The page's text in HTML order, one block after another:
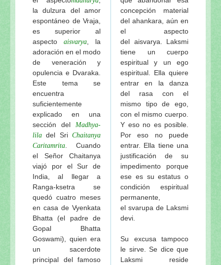
la dulzura del amor
espontáneo de Vraja,
es superior al
aspecto aisvarya , la
adoración en el modo
de veneración y
opulencia e Dvaraka.
Este tema se
encuentra
suficientemente
explicado en una
sección del Madhya-
lila del Sri Chaitanya
Caritamrita . Cuando
el Señor Chaitanya
viajó por el Sur de
India, al llegar a
Ranga-ksetra se
quedó cuatro meses
en casa de Vyenkata
Bhatta (el padre de
Gopal Bhatta
Goswami), quien era
un sacerdote
principal del famoso
concepción material
del ahankara, aún en
el aspecto
del aisvarya. Laksmi
tiene un cuerpo
espiritual y un ego
espiritual. Ella quiere
entrar en la danza
del rasa con el
mismo tipo de ego,
con el mismo cuerpo.
Y eso no es posible.
Por eso no puede
entrar. Ella tiene una
justificación de su
impedimento porque
ese es su estatus o
condición espiritual
permanente,
el svarupa de Laksmi
devi.
Su excusa tampoco
le sirve. Se dice que
Laksmi reside